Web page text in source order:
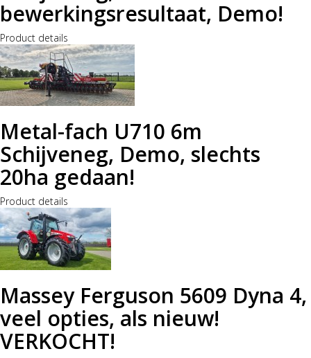
bewerkingsresultaat, Demo!
Product details
Metal-fach U710 6m
Schijveneg, Demo, slechts
20ha gedaan!
Product details
Massey Ferguson 5609 Dyna 4,
veel opties, als nieuw!
VERKOCHT!